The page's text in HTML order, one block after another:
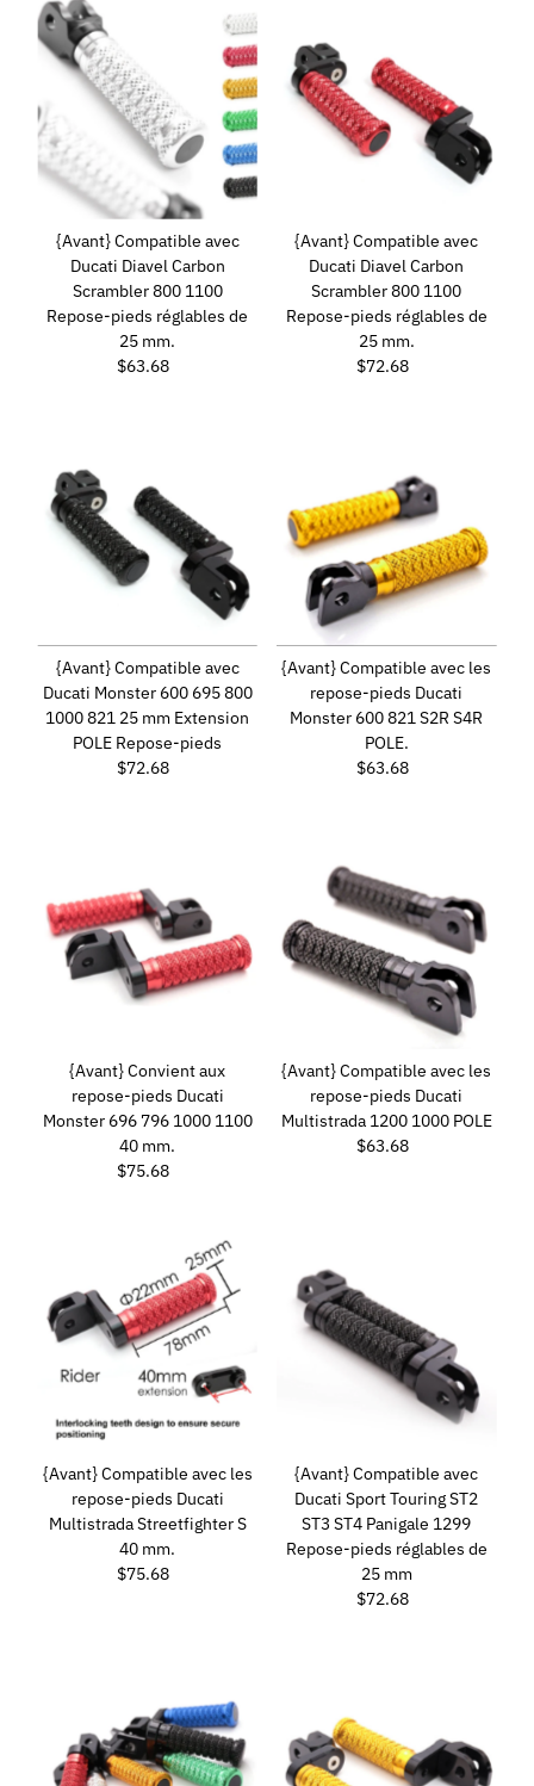
{Avant} Compatible avec
Ducati Diavel Carbon
Scrambler 800 1100
Repose-pieds réglables de
25 mm.
Prix
$63.68
{Avant} Compatible avec
Ducati Diavel Carbon
Scrambler 800 1100
Repose-pieds réglables de
25 mm.
Prix
$72.68
{Avant} Compatible avec
Ducati Monster 600 695 800
1000 821 25 mm Extension
POLE Repose-pieds
Prix
$72.68
{Avant} Compatible avec les
repose-pieds Ducati
Monster 600 821 S2R S4R
POLE.
Prix
$63.68
{Avant} Convient aux
repose-pieds Ducati
Monster 696 796 1000 1100
40 mm.
Prix
$75.68
{Avant} Compatible avec les
repose-pieds Ducati
Multistrada 1200 1000 POLE
Prix
$63.68
{Avant} Compatible avec les
repose-pieds Ducati
Multistrada Streetfighter S
40 mm.
Prix
$75.68
{Avant} Compatible avec
Ducati Sport Touring ST2
ST3 ST4 Panigale 1299
Repose-pieds réglables de
25 mm
Prix
$72.68